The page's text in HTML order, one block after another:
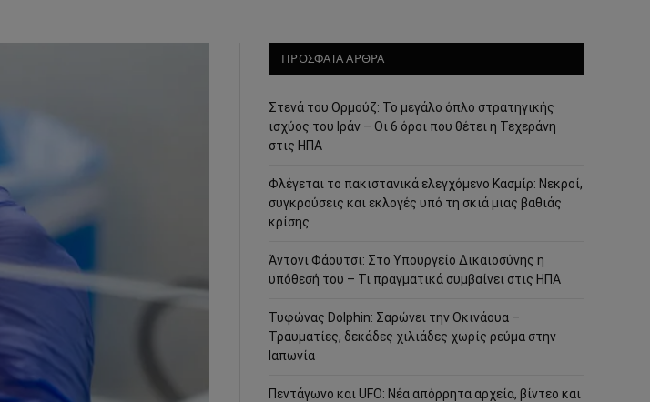
ΠΡΟΣΦΑΤΑ ΑΡΘΡΑ
Στενά του Ορμούζ: Το μεγάλο όπλο στρατηγικής
ισχύος του Ιράν – Οι 6 όροι που θέτει η Τεχεράνη
στις ΗΠΑ
Φλέγεται το πακιστανικά ελεγχόμενο Κασμίρ: Νεκροί,
συγκρούσεις και εκλογές υπό τη σκιά μιας βαθιάς
κρίσης
Άντονι Φάουτσι: Στο Υπουργείο Δικαιοσύνης η
υπόθεσή του – Τι πραγματικά συμβαίνει στις ΗΠΑ
Τυφώνας Dolphin: Σαρώνει την Οκινάουα –
Τραυματίες, δεκάδες χιλιάδες χωρίς ρεύμα στην
Ιαπωνία
Πεντάγωνο και UFO: Νέα απόρρητα αρχεία, βίντεο και